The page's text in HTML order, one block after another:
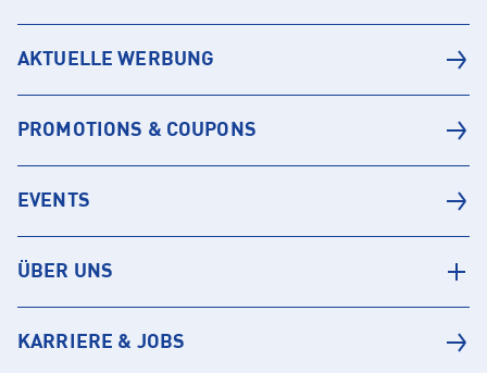
AKTUELLE WERBUNG
PROMOTIONS & COUPONS
EVENTS
ÜBER UNS
KARRIERE & JOBS